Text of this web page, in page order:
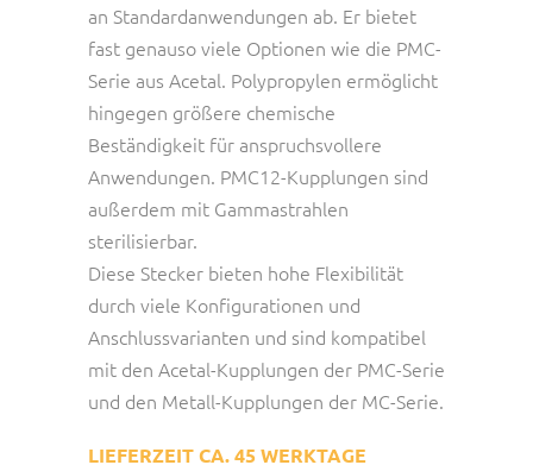
an Standardanwendungen ab. Er bietet
fast genauso viele Optionen wie die PMC-
Serie aus Acetal. Polypropylen ermöglicht
hingegen größere chemische
Beständigkeit für anspruchsvollere
Anwendungen. PMC12-Kupplungen sind
außerdem mit Gammastrahlen
sterilisierbar.
Diese Stecker bieten hohe Flexibilität
durch viele Konfigurationen und
Anschlussvarianten und sind kompatibel
mit den Acetal-Kupplungen der PMC-Serie
und den Metall-Kupplungen der MC-Serie.
LIEFERZEIT CA. 45 WERKTAGE